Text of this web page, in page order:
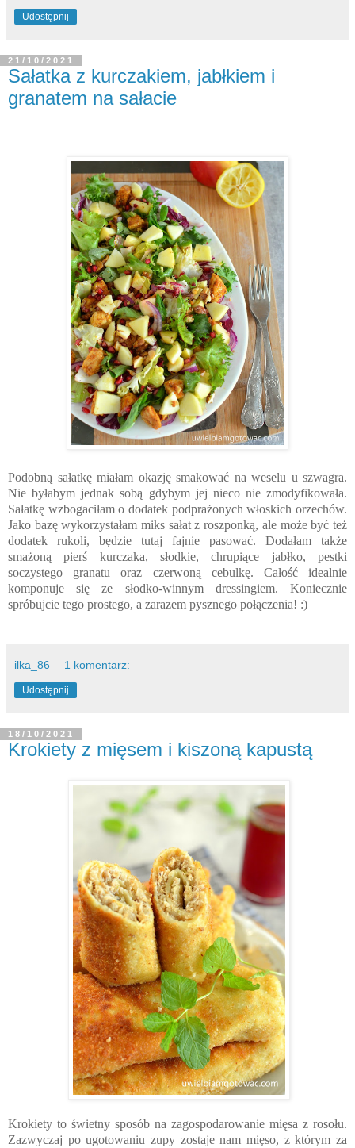
Udostępnij
21/10/2021
Sałatka z kurczakiem, jabłkiem i
granatem na sałacie
Podobną sałatkę miałam okazję smakować na weselu u szwagra.
Nie byłabym jednak sobą gdybym jej nieco nie zmodyfikowała.
Sałatkę wzbogaciłam o dodatek podprażonych włoskich orzechów.
Jako bazę wykorzystałam miks sałat z roszponką, ale może być też
dodatek rukoli, będzie tutaj fajnie pasować. Dodałam także
smażoną pierś kurczaka, słodkie, chrupiące jabłko, pestki
soczystego granatu oraz czerwoną cebulkę. Całość idealnie
komponuje się ze słodko-winnym dressingiem. Koniecznie
spróbujcie tego prostego, a zarazem pysznego połączenia! :)
ilka_86 1 komentarz:
Udostępnij
18/10/2021
Krokiety z mięsem i kiszoną kapustą
Krokiety to świetny sposób na zagospodarowanie mięsa z rosołu.
Zazwyczaj po ugotowaniu zupy zostaje nam mięso, z którym za